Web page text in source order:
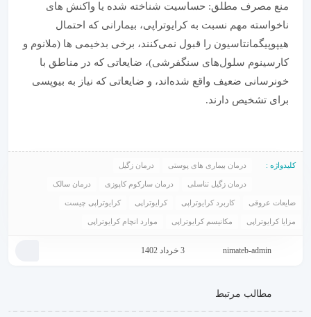
منع مصرف مطلق: حساسیت شناخته شده یا واکنش های
ناخواسته مهم نسبت به کرایوتراپی، بیمارانی که احتمال
هیپوپیگمانتاسیون را قبول نمی‌کنند، برخی بدخیمی ها (ملانوم و
کارسینوم سلول‌های سنگفرشی)، ضایعاتی که در مناطق با
خونرسانی ضعیف واقع شده‌اند، و ضایعاتی که نیاز به بیوپسی
برای تشخیص دارند.
کلیدواژه : درمان بیماری های پوستی درمان زگیل
درمان زگیل تناسلی درمان سارکوم کاپوزی درمان سالک
ضایعات عروقی کاربرد کرایوتراپی کرایوتراپی کرایوتراپی چیست
مزایا کرایوتراپی مکانیسم کرایوتراپی موارد انچام کرایوتراپی
nimateb-admin 3 خرداد 1402
مطالب مرتبط